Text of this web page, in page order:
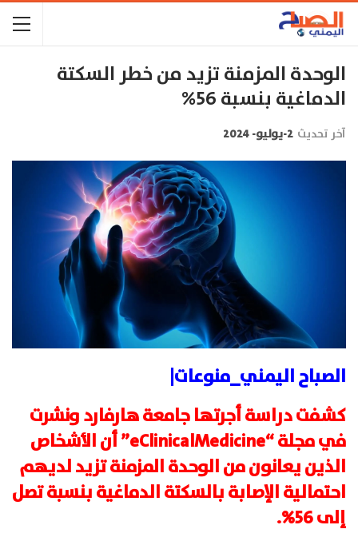
الوحدة المزمنة تزيد من خطر السكتة
الدماغية بنسبة 56%
آخر تحديث 2-يوليو- 2024
الصباح اليمني_منوعات|
كشفت دراسة أجرتها جامعة هارفارد ونشرت
في مجلة “eClinicalMedicine” أن الأشخاص
الذين يعانون من الوحدة المزمنة تزيد لديهم
احتمالية الإصابة بالسكتة الدماغية بنسبة تصل
إلى 56%.